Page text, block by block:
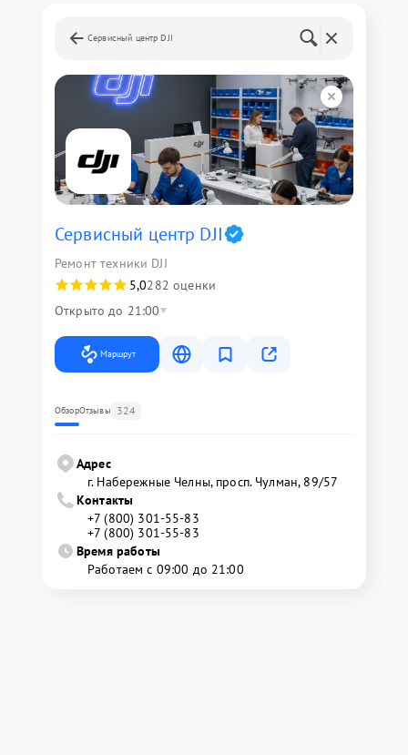
Сервисный центр DJI
Сервисный центр DJI
Ремонт техники DJI
5,0282 оценки
Открыто до 21:00
Маршрут
ОбзорОтзывы 324
Адрес
г. Набережные Челны, просп. Чулман, 89/57
Контакты
+7 (800) 301-55-83
+7 (800) 301-55-83
Время работы
Работаем с 09:00 до 21:00